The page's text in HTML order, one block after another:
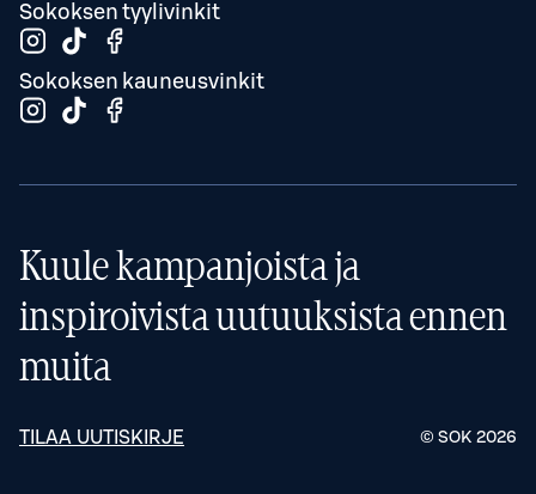
Sokoksen tyylivinkit
Sokoksen kauneusvinkit
Kuule kampanjoista ja
inspiroivista uutuuksista ennen
muita
TILAA UUTISKIRJE © SOK 2026